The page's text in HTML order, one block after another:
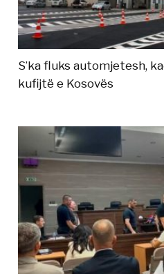
S’ka fluks automjetesh,
kufijtë e Kosovës